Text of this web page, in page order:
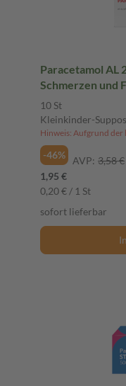
Paracetamol AL
Schmerzen und
10 St
Kleinkinder-
-46% AVP: 3,58 €
1,95 €
0,20 € / 1 St
sofort lieferbar